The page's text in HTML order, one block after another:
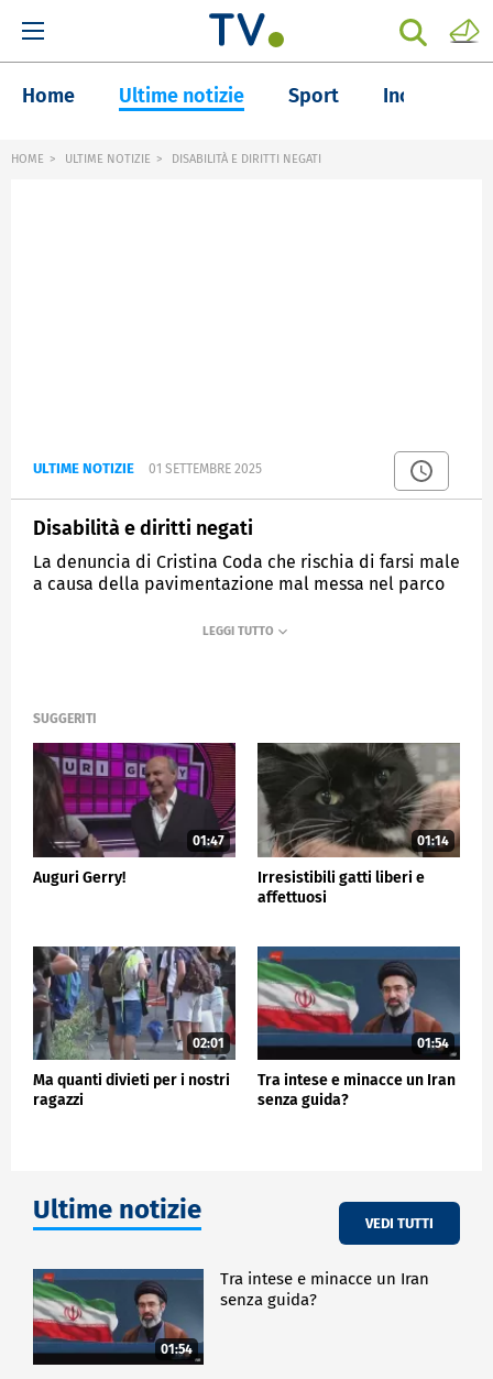
Home Ultime notizie Sport Inchieste
HOME ULTIME NOTIZIE DISABILITÀ E DIRITTI NEGATI
ULTIME NOTIZIE 01 SETTEMBRE 2025
Disabilità e diritti negati
La denuncia di Cristina Coda che rischia di farsi male
a causa della pavimentazione mal messa nel parco
SUGGERITI
01:47
Auguri Gerry!
01:14
Irresistibili gatti liberi e
affettuosi
02:01
Ma quanti divieti per i nostri
ragazzi
01:54
Tra intese e minacce un Iran
senza guida?
Ultime notizie VEDI TUTTI
01:54
Tra intese e minacce un Iran
senza guida?